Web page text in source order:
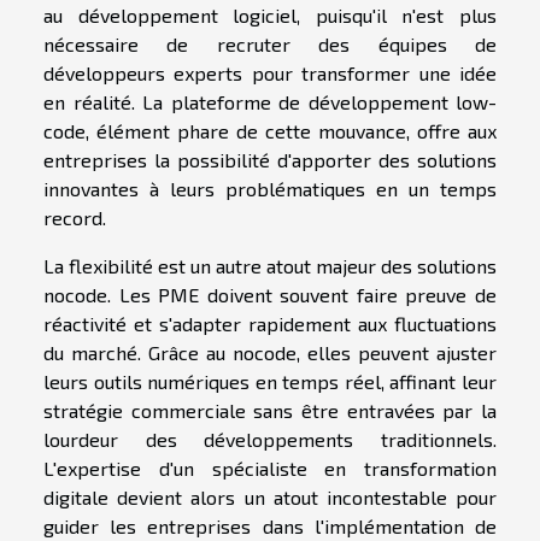
au développement logiciel, puisqu'il n'est plus
nécessaire de recruter des équipes de
développeurs experts pour transformer une idée
en réalité. La plateforme de développement low-
code, élément phare de cette mouvance, offre aux
entreprises la possibilité d'apporter des solutions
innovantes à leurs problématiques en un temps
record.
La flexibilité est un autre atout majeur des solutions
nocode. Les PME doivent souvent faire preuve de
réactivité et s'adapter rapidement aux fluctuations
du marché. Grâce au nocode, elles peuvent ajuster
leurs outils numériques en temps réel, affinant leur
stratégie commerciale sans être entravées par la
lourdeur des développements traditionnels.
L'expertise d'un spécialiste en transformation
digitale devient alors un atout incontestable pour
guider les entreprises dans l'implémentation de